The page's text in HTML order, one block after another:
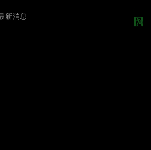
新消息